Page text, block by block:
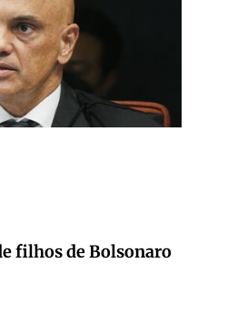
filhos de Bolsonaro